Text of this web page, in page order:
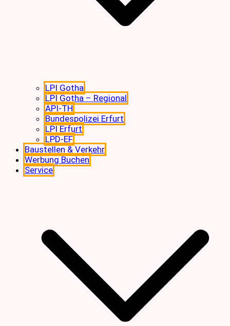
LPI Gotha
LPI Gotha – Regional
API-TH
Bundespolizei Erfurt
LPI Erfurt
LPD-EF
Baustellen & Verkehr
Werbung Buchen
Service